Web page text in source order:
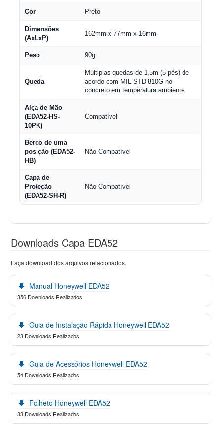
Cor Preto
Dimensões
(AxLxP)
162mm x 77mm x 16mm
Peso 90g
Queda
Múltiplas quedas de 1,5m (5 pés) de
acordo com MIL-STD 810G no
concreto em temperatura ambiente
Alça de Mão
(EDA52-HS-
10PK)
Compatível
Berço de uma
posição (EDA52-
HB)
Não Compatível
Capa de
Proteção
(EDA52-SH-R)
Não Compatível
Downloads Capa EDA52
Faça download dos arquivos relacionados.
Manual Honeywell EDA52
356 Downloads Realizados
Guia de Instalação Rápida Honeywell EDA52
23 Downloads Realizados
Guia de Acessórios Honeywell EDA52
54 Downloads Realizados
Folheto Honeywell EDA52
33 Downloads Realizados